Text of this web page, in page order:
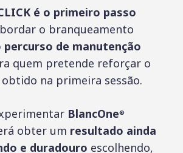
é o primeiro passo
o branqueamento
percurso de manutenção
quem pretende reforçar o
na primeira sessão.
BlancOne®
obter um resultado ainda
e duradouro escolhendo,